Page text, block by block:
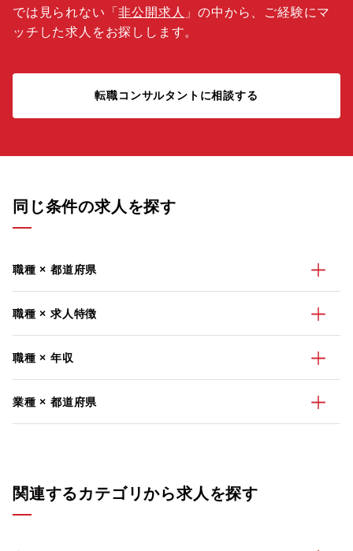
では見られない「非公開求人 」の中から、ご経験にマ
ッチした求人をお探しします。
転職コンサルタントに相談する
同じ条件の求人を探す
職種 × 都道府県
職種 × 求人特徴
職種 × 年収
業種 × 都道府県
関連するカテゴリから求人を探す